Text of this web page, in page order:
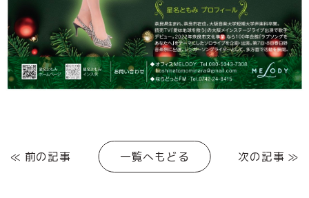
≪ 前の記事 一覧へもどる 次の記事 ≫